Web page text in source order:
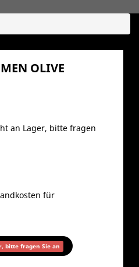
OLIVE
an Lager, bitte fragen
für
bitte fragen Sie an